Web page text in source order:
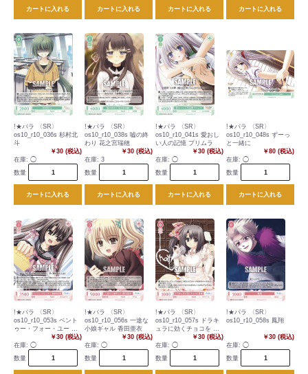
カートに入れる カートに入れる カートに入れる カートに入れる
!★パラ 〈SR〉
os10_r10_036s 杉村北
斗
￥30 (税込)
在庫: ◯
数量
カートに入れる
!★パラ 〈SR〉
os10_r10_038s 嘘の終
わり 花之宮瑞穂
￥30 (税込)
在庫: 3
数量
カートに入れる
!★パラ 〈SR〉
os10_r10_041s 愛おし
い人の記憶 プリムラ
￥30 (税込)
在庫: ◯
数量
カートに入れる
!★パラ 〈SR〉
os10_r10_048s ずーっ
と一緒に
￥80 (税込)
在庫: ◯
数量
カートに入れる
!★パラ 〈SR〉
os10_r10_053s ベント
ゥー・フォー・ユー 渡
￥30 (税込)
在庫: ◯
数量
!★パラ 〈SR〉
os10_r10_056s 一途な
小娘ギャル 香田亜衣
￥30 (税込)
在庫: ◯
数量
!★パラ 〈SR〉
os10_r10_057s ドラキ
ュラに効くチョコを 鳳
￥30 (税込)
在庫: ◯
数量
!★パラ 〈SR〉
os10_r10_058s 鳳翔
￥30 (税込)
在庫: ◯
数量